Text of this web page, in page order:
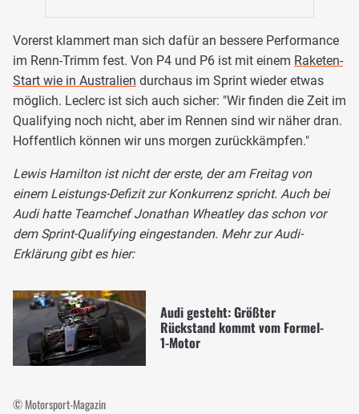
Vorerst klammert man sich dafür an bessere Performance
im Renn-Trimm fest. Von P4 und P6 ist mit einem Raketen-
Start wie in Australien durchaus im Sprint wieder etwas
möglich. Leclerc ist sich auch sicher: "Wir finden die Zeit im
Qualifying noch nicht, aber im Rennen sind wir näher dran.
Hoffentlich können wir uns morgen zurückkämpfen."
Lewis Hamilton ist nicht der erste, der am Freitag von
einem Leistungs-Defizit zur Konkurrenz spricht. Auch bei
Audi hatte Teamchef Jonathan Wheatley das schon vor
dem Sprint-Qualifying eingestanden. Mehr zur Audi-
Erklärung gibt es hier:
Audi gesteht: Größter
Rückstand kommt vom Formel-
1-Motor
© Motorsport-Magazin